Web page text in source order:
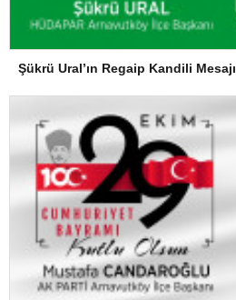
Şükrü Ural’ın Regaip Kandili Mesajı